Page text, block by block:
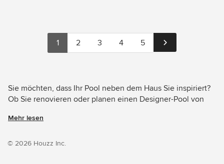
1 2 3 4 5
Sie möchten, dass Ihr Pool neben dem Haus Sie inspiriert?
Ob Sie renovieren oder planen einen Designer-Pool von
besten Designer, Inneneinrichter und Architekten dieses
Thomas Bechtold und pH-129 Przygoda + Hoppenhaus
Mehr lesen
© 2026 Houzz Inc.